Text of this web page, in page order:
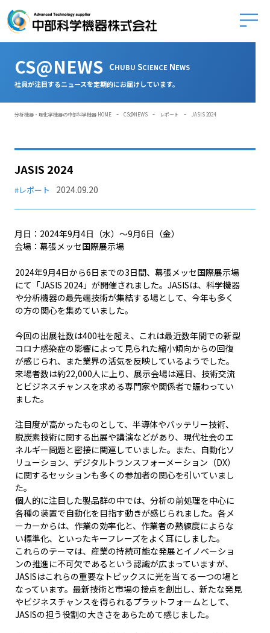
中部科
CS@NEWS CHUBU SCIENCE NEWS
社員が注目するニュースを定期的にお届けしています。
分析機器・理化学機器の中部科学機器 HOME - CS@NEWS - レポート - JASIS 2024
JASIS 2024
#レポート 2024.09.20
月日：2024年9月4日（水）～9月6日（金）
会場：幕張メッセ国際展示場
2024年9月4日から6日までの3日間、幕張メッセ国際展示場
にて「JASIS 2024」が開催されました。JASISは、科学機器
や分析機器の最先端技術が集結する場として、今年も多く
の方の関心を集めていました。
今回の出展社数は400社を超え、これは最近数年間での新型
コロナ感染症の影響によって見られた縮小傾向からの回復
が感じられ、また業界の活気を反映しているようでした。
来場者数は約22,000人に上り、展示会場は連日、技術交流
とビジネスチャンスを求める専門家や関係者で賑わってい
ました。
注目度が高かったものとして、半導体やバッテリー技術、
脱炭素技術に関する出展や講演などがあり、現代社会のエ
ネルギー問題と密接に関連していました。また、自動化ソ
リューション、デジタルトランスフォーメーション（DX）
に関するセッションも多くの参加者の関心を引いていまし
た。
個人的に注目した製品群の中では、分析の前処理を中心に
各種の装置で自動化を目指す動きが感じられました。各メ
ーカーからは、作業の効率化と、作業者の熟練度によらな
い標準化、といったキーフレーズをよく耳にしました。
これらのテーマは、産業の持続可能な発展とイノベーショ
ンの推進に不可欠であるという認識が広まっていますが、
JASISはこれらの重要なトピックスに光を当てる一つの場と
なっています。最新技術と市場の接点を創出し、新たな発見
やビジネスチャンスを得られるプラットフォームとして、
JASISの担う役割の大きさをあらためて感じました。